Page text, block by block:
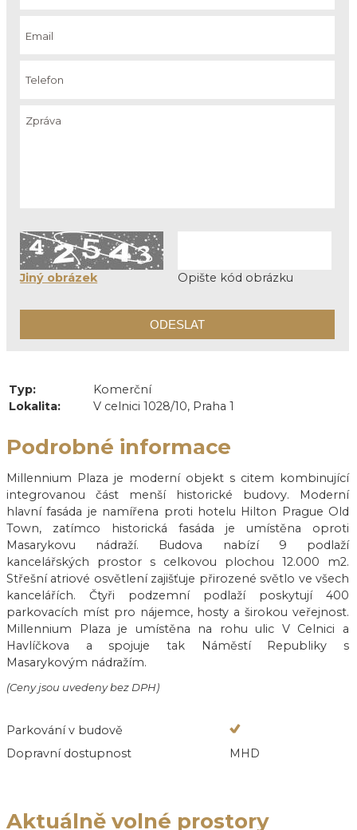
Jiný obrázek Opište kód obrázku
Typ:
Komerční
Lokalita:
V celnici 1028/10, Praha 1
Podrobné informace
Millennium Plaza je moderní objekt s citem kombinující
integrovanou část menší historické budovy. Moderní
hlavní fasáda je namířena proti hotelu Hilton Prague Old
Town, zatímco historická fasáda je umístěna oproti
Masarykovu nádraží. Budova nabízí 9 podlaží
kancelářských prostor s celkovou plochou 12.000 m2.
Střešní atriové osvětlení zajišťuje přirozené světlo ve všech
kancelářích. Čtyři podzemní podlaží poskytují 400
parkovacích míst pro nájemce, hosty a širokou veřejnost.
Millennium Plaza je umístěna na rohu ulic V Celnici a
Havlíčkova a spojuje tak Náměstí Republiky s
Masarykovým nádražím.
(Ceny jsou uvedeny bez DPH)
Parkování v budově
Dopravní dostupnost
MHD
Aktuálně volné prostory